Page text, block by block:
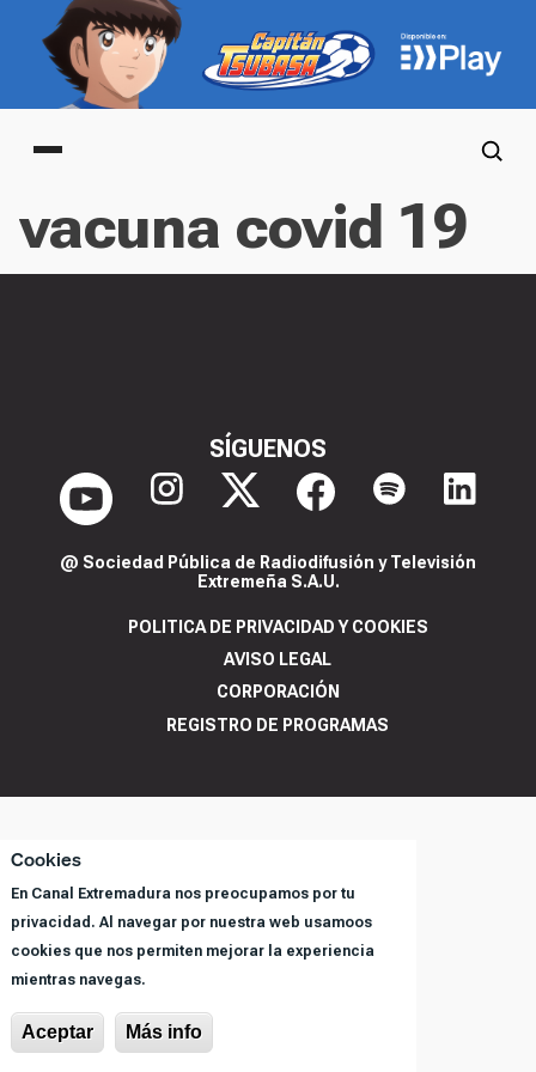
Cookies
En Canal Extremadura nos preocupamos por tu
privacidad. Al navegar por nuestra web usamoos
cookies que nos permiten mejorar la experiencia
mientras navegas.
Aceptar Más info
Main menu
vacuna covid 19
SÍGUENOS
@ Sociedad Pública de Radiodifusión y Televisión
Extremeña S.A.U.
POLITICA DE PRIVACIDAD Y COOKIES
AVISO LEGAL
CORPORACIÓN
REGISTRO DE PROGRAMAS